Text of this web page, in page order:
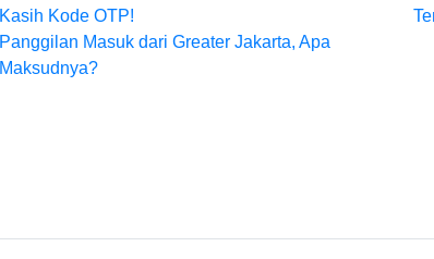
Kasih Kode OTP!
Panggilan Masuk dari Greater Jakarta, Apa
Maksudnya?